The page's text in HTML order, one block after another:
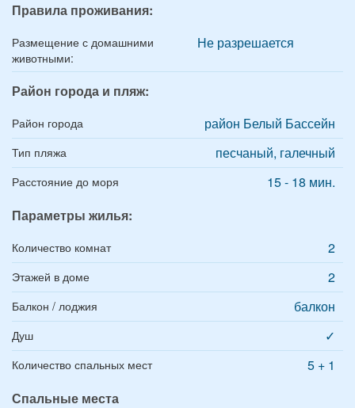
Правила проживания:
Размещение с домашними
животными:
Не разрешается
Район города и пляж:
Район города район Белый Бассейн
Тип пляжа песчаный, галечный
Расстояние до моря
15 - 18 мин.
Параметры жилья:
Количество комнат 2
Этажей в доме 2
Балкон / лоджия балкон
Душ ✓
Количество спальных мест
5 + 1
Спальные места